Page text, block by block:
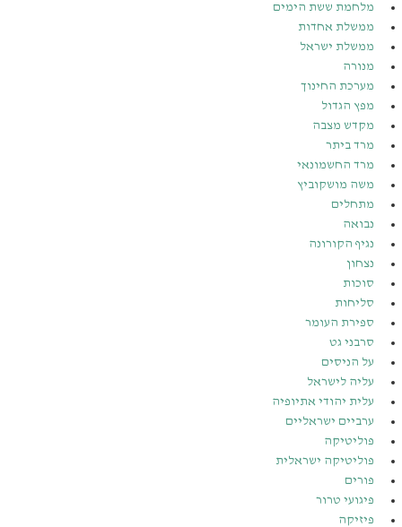
מלחמת ששת הימים
ממשלת אחדות
ממשלת ישראל
מנורה
מערכת החינוך
מפץ הגדול
מקדש מצבה
מרד ביתר
מרד החשמונאי
משה מושקוביץ
מתחלים
נבואה
נגיף הקורונה
נצחון
סוכות
סליחות
ספירת העומר
סרבני גט
על הניסים
עליה לישראל
עלית יהודי אתיופיה
ערביים ישראליים
פוליטיקה
פוליטיקה ישראלית
פורים
פיגועי טרור
פיזיקה